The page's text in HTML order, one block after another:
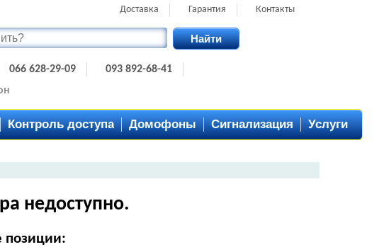
Доставка Гарантия Контакты
Найти
066 628-29-09
093 892-68-41
Контроль доступа Домофоны Сигнализация Услуги
недоступно.
позиции: